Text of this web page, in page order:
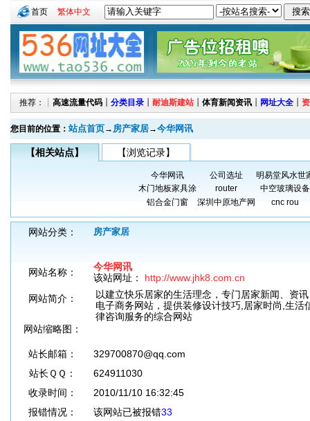
首页 繁体中文
推荐：┊ 高速流量代码 ┊ 分类目录 ┊ 耐迪斯建站 ┊ 体育新闻资讯 ┊ 网址大全 ┊
您目前的位置： 站点首页→ 房产家居→今华网讯
【相关站点】 【浏览记录】
今华网讯 公司选址
明易堂风水世
木门地板家具涂
router
中空玻璃设备
铝合金门窗
深圳中原地产网 cnc rou
网站分类： 房产家居
网站名称：
今华网讯
该站网址： http://www.jhk8.com.cn
网站简介：
以建立快乐居家的生活理念，专门居家新闻、资
电子商务网站，提供装修设计技巧,居家时尚,生活
律咨询服务的综合网站
网站缩略图：
站长邮箱：
329700870@qq.com
站长ＱＱ：
624911030
收录时间：
2010/11/10 16:32:45
报错情况：
该网站已被报错33